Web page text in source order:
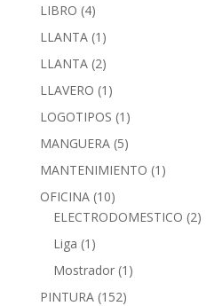
LIBRO (4)
LLANTA (1)
LLANTA (2)
LLAVERO (1)
LOGOTIPOS (1)
MANGUERA (5)
MANTENIMIENTO (1)
OFICINA (10)
ELECTRODOMESTICO (2)
Liga (1)
Mostrador (1)
PINTURA (152)